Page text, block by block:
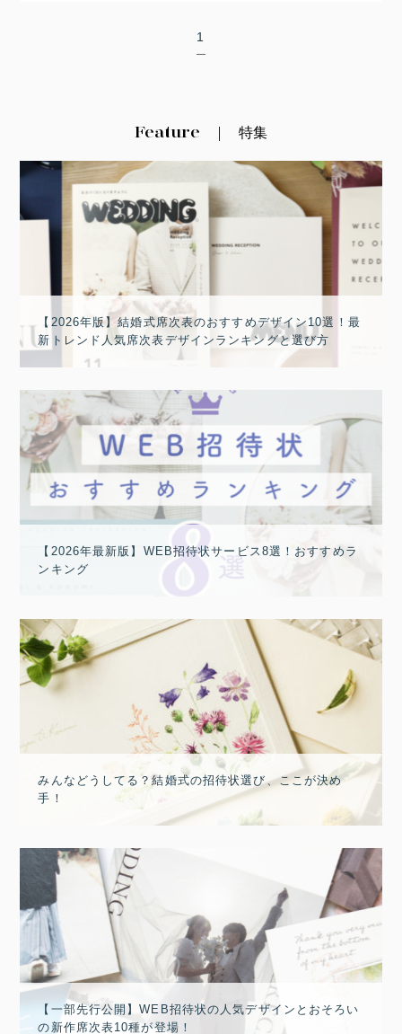
1
Feature 特集
【2026年版】結婚式席次表のおすすめデザイン10選！最
新トレンド人気席次表デザインランキングと選び方
【2026年最新版】WEB招待状サービス8選！おすすめラ
ンキング
みんなどうしてる？結婚式の招待状選び、ここが決め
手！
【一部先行公開】WEB招待状の人気デザインとおそろい
の新作席次表10種が登場！